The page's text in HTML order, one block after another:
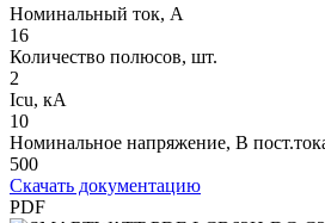
Номинальный ток, А
16
Количество полюсов, шт.
2
Icu, кА
10
Номинальное напряжение, В
500
Скачать документацию
PDF